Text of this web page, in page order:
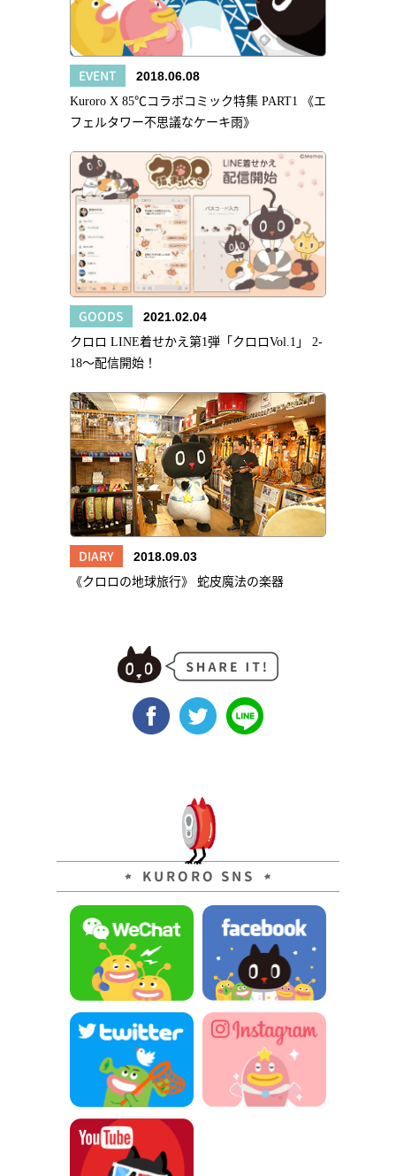
EVENT 2018.06.08
Kuroro X 85℃コラボコミック特集 PART1 《エ
フェルタワー不思議なケーキ雨》
GOODS 2021.02.04
クロロ LINE着せかえ第1弾「クロロVol.1」 2-
18～配信開始！
DIARY 2018.09.03
《クロロの地球旅行》 蛇皮魔法の楽器
KURORO SNS